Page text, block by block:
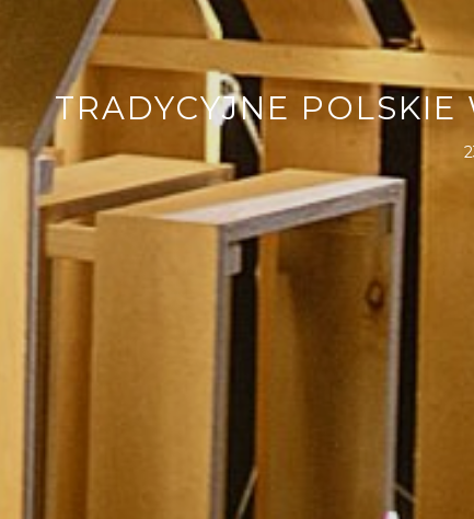
TRADYCYJNE